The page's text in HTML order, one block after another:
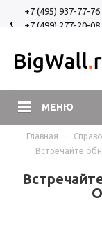
+7 (495) 937-77-76
+7 (499) 277-20-08
МЕНЮ
Главная -
Встречайте